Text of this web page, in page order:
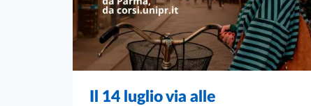
Il 14 luglio via alle